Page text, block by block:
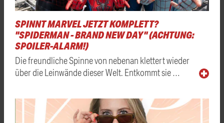
SPINNT MARVEL JETZT KOMPLETT?
"SPIDERMAN - BRAND NEW DAY" (ACHTUNG:
SPOILER-ALARM!)
Die freundliche Spinne von nebenan klettert wieder
über die Leinwände dieser Welt. Entkommt sie …